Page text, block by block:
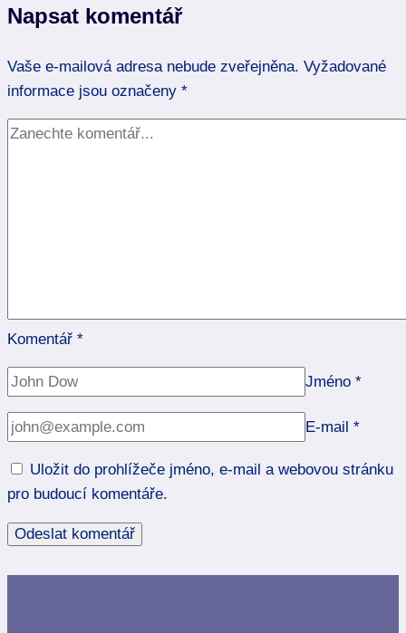
uzdravení
obnovu
Napsat komentář
Vaše e-mailová adresa nebude zveřejněna. Vyžadované
informace jsou označeny *
Komentář *
Jméno *
E-mail *
Uložit do prohlížeče jméno, e-mail a webovou stránku
pro budoucí komentáře.